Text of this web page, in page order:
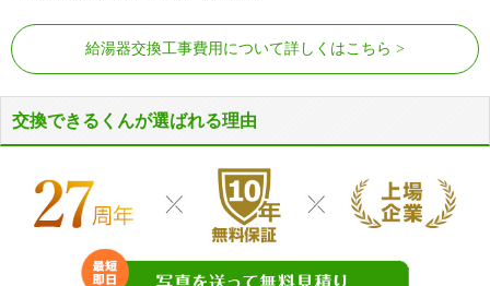
給湯器交換工事費用について詳しくはこちら
交換できるくんが選ばれる理由